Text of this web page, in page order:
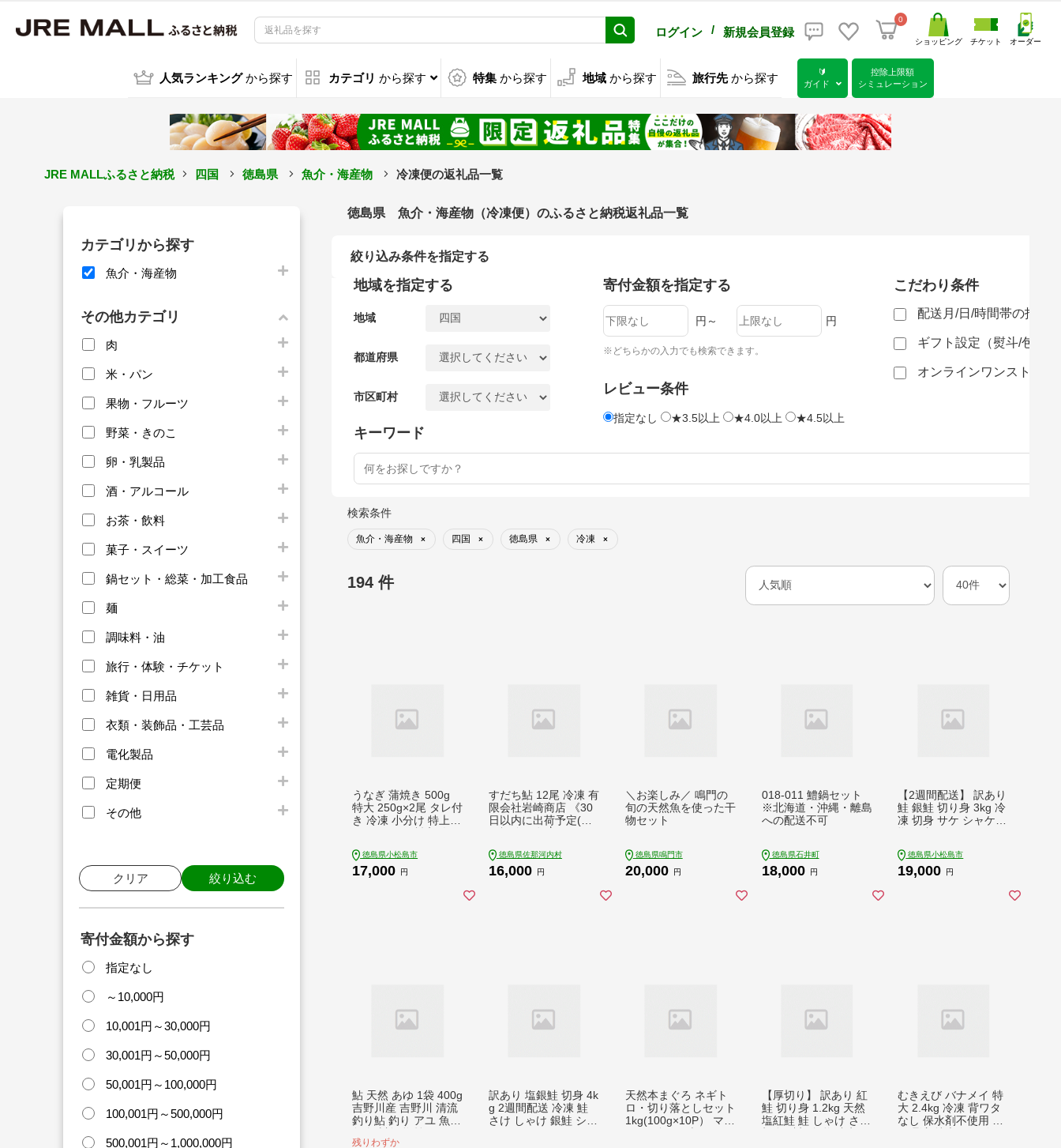
ログイン / 新規会員登録
0
ショッピング チケット オーダー
人気ランキング から探す カテゴリ から探す 特集 から探す 地域 から探す 旅行先 から探す
🔰
ガイド
控除上限額
シミュレーション
JRE MALLふるさと納税 四国 徳島県 魚介・海産物 冷凍便の返礼品一覧
カテゴリから探す
魚介・海産物
その他カテゴリ
肉
米・パン
果物・フルーツ
野菜・きのこ
卵・乳製品
酒・アルコール
お茶・飲料
菓子・スイーツ
鍋セット・総菜・加工食品
麺
調味料・油
旅行・体験・チケット
雑貨・日用品
衣類・装飾品・工芸品
電化製品
定期便
その他
クリア 絞り込む
寄付金額から探す
指定なし
～10,000円
10,001円～30,000円
30,001円～50,000円
50,001円～100,000円
100,001円～500,000円
500,001円～1,000,000円
徳島県 魚介・海産物（冷凍便）のふるさと納税返礼品一覧
絞り込み条件を指定する
地域を指定する
地域
都道府県
市区町村
寄付金額を指定する
円～ 円
※どちらかの入力でも検索できます。
レビュー条件
指定なし ★3.5以上 ★4.0以上 ★4.5以上
こだわり条件
配送月/日/時間帯の指定
ギフト設定（熨斗/包装
オンラインワンストップ
キーワード
検索条件
魚介・海産物 × 四国 × 徳島県 × 冷凍 ×
194 件
うなぎ 蒲焼き 500g
特大 250g×2尾 タレ付
き 冷凍 小分け 特上う
なぎ蒲焼き 鰻蒲焼 養
殖鰻 養殖うなぎ 温め
徳島県小松島市
17,000 円
すだち鮎 12尾 冷凍 有
限会社岩崎商店 《30
日以内に出荷予定(土
あゆ アユ 魚 魚介 川
魚 塩焼き 甘露煮 徳島
徳島県佐那河内村
16,000 円
＼お楽しみ／ 鳴門の
旬の天然魚を使った干
物セット
徳島県鳴門市
20,000 円
018-011 鱧鍋セット
※北海道・沖縄・離島
への配送不可
徳島県石井町
18,000 円
【2週間配送】 訳あり
鮭 銀鮭 切り身 3kg 冷
凍 切身 サケ シャケ
魚 魚介類 シーフード
家庭用 冷凍鮭 おかず
徳島県小松島市
19,000 円
鮎 天然 あゆ 1袋 400g
吉野川産 吉野川 清流
釣り鮎 釣り アユ 魚
残りわずか
訳あり 塩銀鮭 切身 4k
g 2週間配送 冷凍 鮭
さけ しゃけ 銀鮭 シル
天然本まぐろ ネギト
ロ・切り落としセット
1kg(100g×10P） マグ
【厚切り】 訳あり 紅
鮭 切り身 1.2kg 天然
塩紅鮭 鮭 しゃけ さけ
むきえび バナメイ 特
大 2.4kg 冷凍 背ワタ
なし 保水剤不使用 下